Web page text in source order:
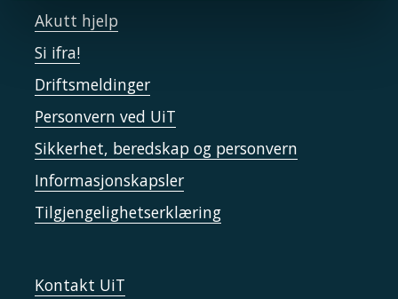
Akutt hjelp
Si ifra!
Driftsmeldinger
Personvern ved UiT
Sikkerhet, beredskap og personvern
Informasjonskapsler
Tilgjengelighetserklæring
Kontakt UiT